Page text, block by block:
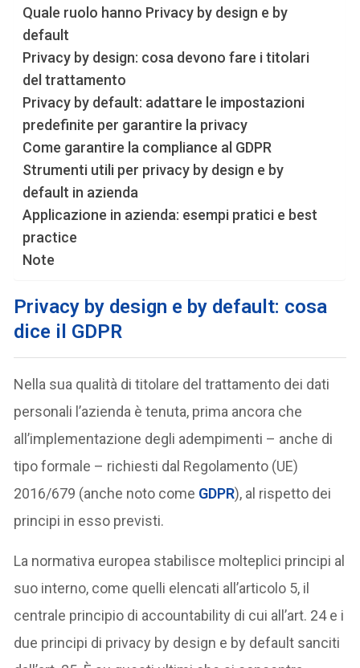
Quale ruolo hanno Privacy by design e by
default
Privacy by design: cosa devono fare i titolari
del trattamento
Privacy by default: adattare le impostazioni
predefinite per garantire la privacy
Come garantire la compliance al GDPR
Strumenti utili per privacy by design e by
default in azienda
Applicazione in azienda: esempi pratici e best
practice
Note
Privacy by design e by default: cosa
dice il GDPR
Nella sua qualità di titolare del trattamento dei dati
personali l’azienda è tenuta, prima ancora che
all’implementazione degli adempimenti – anche di
tipo formale – richiesti dal Regolamento (UE)
2016/679 (anche noto come GDPR), al rispetto dei
principi in esso previsti.
La normativa europea stabilisce molteplici principi al
suo interno, come quelli elencati all’articolo 5, il
centrale principio di accountability di cui all’art. 24 e i
due principi di privacy by design e by default sanciti